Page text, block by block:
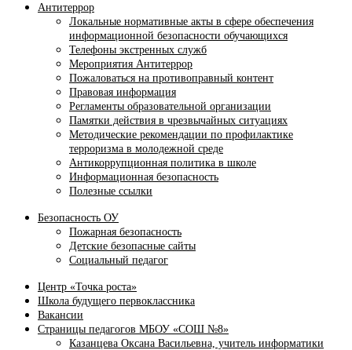
Антитеррор
Локальные нормативные акты в сфере обеспечения
информационной безопасности обучающихся
Телефоны экстренных служб
Мероприятия Антитеррор
Пожаловаться на противоправный контент
Правовая информация
Регламенты образовательной организации
Памятки действия в чрезвычайных ситуациях
Методические рекомендации по профилактике
терроризма в молодежной среде
Антикоррупционная политика в школе
Информационная безопасность
Полезные ссылки
Безопасность ОУ
Пожарная безопасность
Детские безопасные сайты
Социальный педагог
Центр «Точка роста»
Школа будущего первоклассника
Вакансии
Страницы педагогов МБОУ «СОШ №8»
Казанцева Оксана Васильевна, учитель информатики